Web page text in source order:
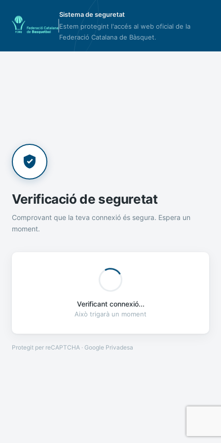
Sistema de seguretat
Estem protegint l'accés al web oficial de la
Federació Catalana de Bàsquet.
Verificació de seguretat
Comprovant que la teva connexió és segura. Espera un
moment.
Verificant connexió...
Això trigarà un moment
Protegit per reCAPTCHA · Google Privadesa